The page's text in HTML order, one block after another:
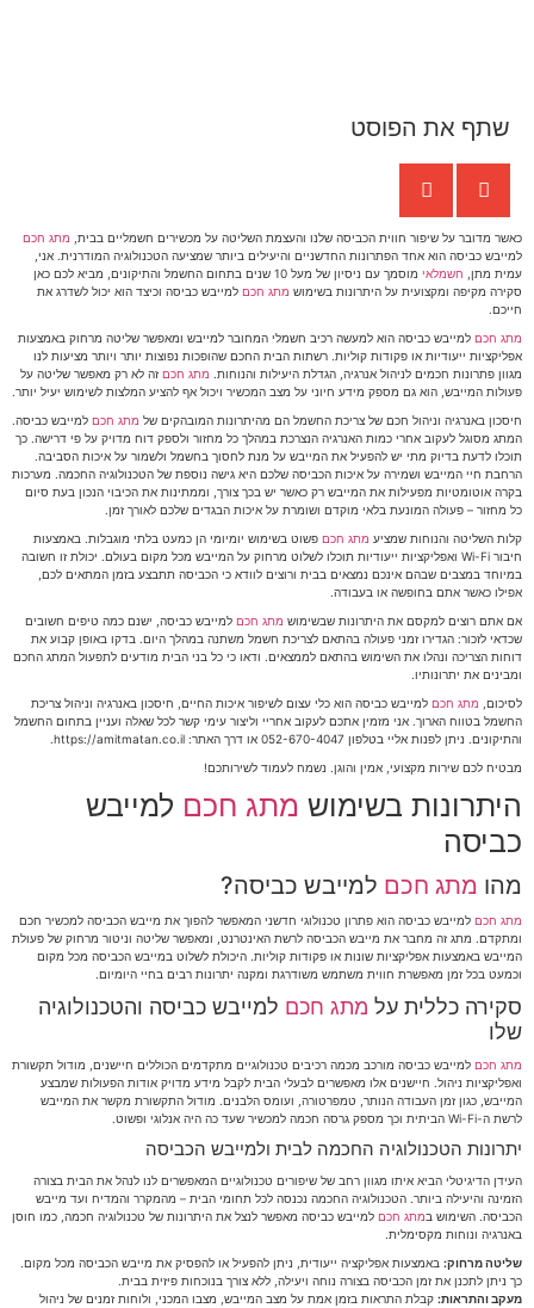
שתף את הפוסט
כאשר מדובר על שיפור חווית הכביסה שלנו והעצמת השליטה על מכשירים חשמליים בבית, מתג חכם
למייבש כביסה הוא אחד הפתרונות החדשניים והיעילים ביותר שמציעה הטכנולוגיה המודרנית. אני,
עמית מתן, חשמלאי
מוסמך עם ניסיון של מעל 10 שנים בתחום החשמל והתיקונים, מביא לכם כאן
סקירה מקיפה ומקצועית על היתרונות בשימוש מתג חכם למייבש כביסה וכיצד הוא יכול לשדרג את
חייכם.
מתג חכם למייבש כביסה הוא למעשה רכיב חשמלי המחובר למייבש ומאפשר שליטה מרחוק באמצעות
אפליקציות ייעודיות או פקודות קוליות. רשתות הבית החכם שהופכות נפוצות יותר ויותר מציעות לנו
מגוון פתרונות חכמים לניהול אנרגיה, הגדלת היעילות והנוחות. מתג חכם זה לא רק מאפשר שליטה על
פעולות המייבש, הוא גם מספק מידע חיוני על מצב המכשיר ויכול אף להציע המלצות לשימוש יעיל יותר.
חיסכון באנרגיה וניהול חכם של צריכת החשמל הם מהיתרונות המובהקים של מתג חכם למייבש כביסה.
המתג מסוגל לעקוב אחרי כמות האנרגיה הנצרכת במהלך כל מחזור ולספק דוח מדויק על פי דרישה. כך
תוכלו לדעת בדיוק מתי יש להפעיל את המייבש על מנת לחסוך בחשמל ולשמור על איכות הסביבה.
הרחבת חיי המייבש ושמירה על איכות הכביסה שלכם היא גישה נוספת של הטכנולוגיה החכמה. מערכות
בקרה אוטומטיות מפעילות את המייבש רק כאשר יש בכך צורך, וממתינות את הכיבוי הנכון בעת סיום
כל מחזור – פעולה המונעת בלאי מוקדם ושומרת על איכות הבגדים שלכם לאורך זמן.
קלות השליטה והנוחות שמציע מתג חכם פשוט בשימוש יומיומי הן כמעט בלתי מוגבלות. באמצעות
חיבור Wi-Fi ואפליקציות ייעודיות תוכלו לשלוט מרחוק על המייבש מכל מקום בעולם. יכולת זו חשובה
במיוחד במצבים שבהם אינכם נמצאים בבית ורוצים לוודא כי הכביסה תתבצע בזמן המתאים לכם,
אפילו כאשר אתם בחופשה או בעבודה.
אם אתם רוצים למקסם את היתרונות שבשימוש מתג חכם למייבש כביסה, ישנם כמה טיפים חשובים
שכדאי לזכור: הגדירו זמני פעולה בהתאם לצריכת חשמל משתנה במהלך היום. בדקו באופן קבוע את
דוחות הצריכה ונהלו את השימוש בהתאם לממצאים. ודאו כי כל בני הבית מודעים לתפעול המתג החכם
ומבינים את יתרונותיו.
לסיכום, מתג חכם למייבש כביסה הוא כלי עצום לשיפור איכות החיים, חיסכון באנרגיה וניהול צריכת
החשמל בטווח הארוך. אני מזמין אתכם לעקוב אחריי וליצור עימי קשר לכל שאלה ועניין בתחום החשמל
והתיקונים. ניתן לפנות אליי בטלפון 052-670-4047 או דרך האתר: https://amitmatan.co.il.
מבטיח לכם שירות מקצועי, אמין והוגן. נשמח לעמוד לשירותכם!
היתרונות בשימוש מתג חכם למייבש
כביסה
מהו מתג חכם למייבש כביסה?
מתג חכם למייבש כביסה הוא פתרון טכנולוגי חדשני המאפשר להפוך את מייבש הכביסה למכשיר חכם
ומתקדם. מתג זה מחבר את מייבש הכביסה לרשת האינטרנט, ומאפשר שליטה וניטור מרחוק של פעולת
המייבש באמצעות אפליקציות שונות או פקודות קוליות. היכולת לשלוט במייבש הכביסה מכל מקום
וכמעט בכל זמן מאפשרת חווית משתמש משודרגת ומקנה יתרונות רבים בחיי היומיום.
סקירה כללית על מתג חכם למייבש כביסה והטכנולוגיה
שלו
מתג חכם למייבש כביסה מורכב מכמה רכיבים טכנולוגיים מתקדמים הכוללים חיישנים, מודול תקשורת
ואפליקציות ניהול. חיישנים אלו מאפשרים לבעלי הבית לקבל מידע מדויק אודות הפעולות שמבצע
המייבש, כגון זמן העבודה הנותר, טמפרטורה, ועומס הלבנים. מודול התקשורת מקשר את המייבש
לרשת ה-Wi-Fi הביתית וכך מספק גרסה חכמה למכשיר שעד כה היה אנלוגי ופשוט.
יתרונות הטכנולוגיה החכמה לבית ולמייבש הכביסה
העידן הדיגיטלי הביא איתו מגוון רחב של שיפורים טכנולוגיים המאפשרים לנו לנהל את הבית בצורה
הזמינה והיעילה ביותר. הטכנולוגיה החכמה נכנסה לכל תחומי הבית – מהמקרר והמדיח ועד מייבש
הכביסה. השימוש במתג חכם למייבש כביסה מאפשר לנצל את היתרונות של טכנולוגיה חכמה, כמו חוסן
באנרגיה ונוחות מקסימלית.
שליטה מרחוק: באמצעות אפליקציה ייעודית, ניתן להפעיל או להפסיק את מייבש הכביסה מכל מקום.
כך ניתן לתכנן את זמן הכביסה בצורה נוחה ויעילה, ללא צורך בנוכחות פיזית בבית.
מעקב והתראות: קבלת התראות בזמן אמת על מצב המייבש, מצבו המכני, ולוחות זמנים של ניהול